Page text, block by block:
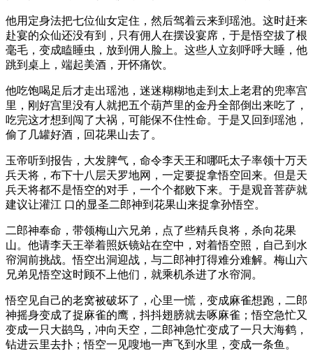
他用定身法把七位仙女定住，然后驾着云来到瑶池。这时赶来
赴宴的众仙还没有到，只有佣人在摆设宴席，于是悟空拔了根
毫毛，变成瞌睡虫，放到佣人脸上。这些人立刻呼呼大睡，他
跳到桌上，端起美酒，开怀痛饮。
他吃饱喝足后才走出瑶池，迷迷糊糊地走到太上老君的兜率宫
里，刚好宫里没有人就把五个葫芦里的金丹全部倒出来吃了，
吃完这才想到闯了大祸，可能保不住性命。于是又回到瑶池，
偷了几罐好酒，回花果山去了。
玉帝听到报告，大发脾气，命令李天王和哪吒太子率领十万天
兵天将，布下十八层天罗地网，一定要捉拿悟空回来。但是天
兵天将都不是悟空的对手，一个个都败下来。于是观音菩萨就
建议让灌江 口的显圣二郎神到花果山来捉拿孙悟空。
二郎神奉命，带领梅山六兄弟，点了些精兵良将，杀向花果
山。他请李天王举着照妖镜站在空中，对着悟空照，自己到水
帘洞前挑战。悟空出洞迎战，与二郎神打得难分难解。梅山六
兄弟见悟空这时顾不上他们，就乘机杀进了水帘洞。
悟空见自己的老窝被破坏了，心里一慌，变成麻雀想跑，二郎
神摇身变成了捉麻雀的鹰，抖抖翅膀就去啄麻雀；悟空急忙又
变成一只大鹚鸟，冲向天空，二郎神急忙变成了一只大海鹤，
钻进云里去扑；悟空一见嗖地一声飞到水里，变成一条鱼。